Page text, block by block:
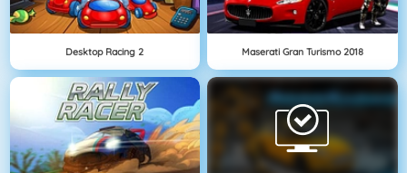
Desktop Racing 2 Maserati Gran Turismo 2018